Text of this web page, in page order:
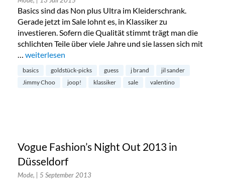
Basics sind das Non plus Ultra im Kleiderschrank.
Gerade jetzt im Sale lohnt es, in Klassiker zu
investieren. Sofern die Qualität stimmt trägt man die
schlichten Teile über viele Jahre und sie lassen sich mit
… „Sale-Favoriten: Lohnenswerte Basics“
weiterlesen
basics goldstück-picks guess j brand
jil sander
Jimmy Choo
joop! klassiker sale valentino
Vogue Fashion’s Night Out 2013 in
Düsseldorf
Mode, | 5 September 2013